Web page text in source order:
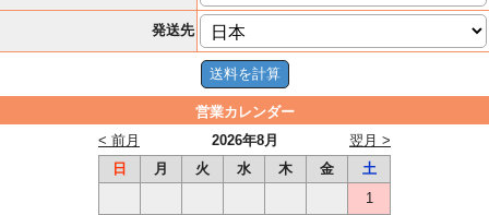
発送先
営業カレンダー
2026年8月
< 前月
翌月 >
日
月 火 水 木 金
土
1